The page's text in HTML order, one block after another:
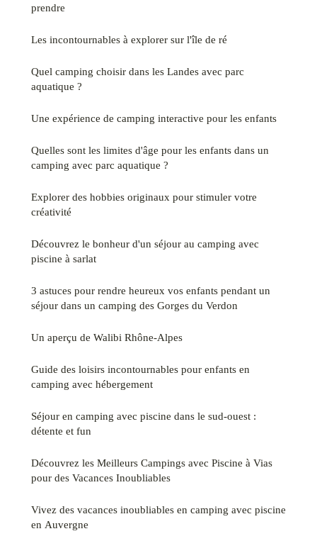
prendre
Les incontournables à explorer sur l'île de ré
Quel camping choisir dans les Landes avec parc
aquatique ?
Une expérience de camping interactive pour les enfants
Quelles sont les limites d'âge pour les enfants dans un
camping avec parc aquatique ?
Explorer des hobbies originaux pour stimuler votre
créativité
Découvrez le bonheur d'un séjour au camping avec
piscine à sarlat
3 astuces pour rendre heureux vos enfants pendant un
séjour dans un camping des Gorges du Verdon
Un aperçu de Walibi Rhône-Alpes
Guide des loisirs incontournables pour enfants en
camping avec hébergement
Séjour en camping avec piscine dans le sud-ouest :
détente et fun
Découvrez les Meilleurs Campings avec Piscine à Vias
pour des Vacances Inoubliables
Vivez des vacances inoubliables en camping avec piscine
en Auvergne